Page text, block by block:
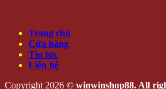
Trang chủ
Cửa hàng
Tin tức
Liên hệ
Copyright 2026 © winwinshop88. All